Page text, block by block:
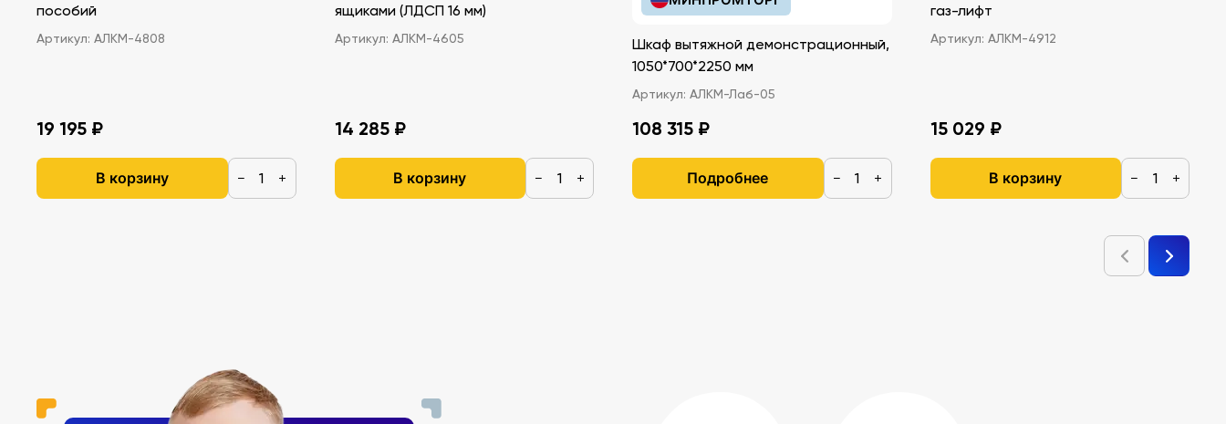
пособий
Артикул: АЛКМ-4808
19 195 ₽
В корзину − +
ящиками (ЛДСП 16 мм)
Артикул: АЛКМ-4605
14 285 ₽
В корзину − +
Шкаф вытяжной демонстрационный,
1050*700*2250 мм
Артикул: АЛКМ-Лаб-05
108 315 ₽
Подробнее − +
газ-лифт
Артикул: АЛКМ-4912
15 029 ₽
В корзину − +